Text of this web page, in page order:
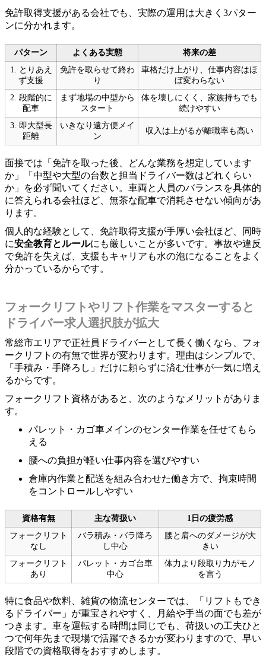
免許取得支援がある会社でも、実際の運用は大きく3パター
ンに分かれます。
パターン よくある実態
将来の差
1. とりあえ
ず支援
免許を取らせて終わ
り
車格だけ上がり、仕事内容はほ
ぼ変わらない
2. 段階的に
配車
まず地場の中型から
スタート
体を壊しにくく、家族持ちでも
続けやすい
3. 即大型長
距離
いきなり遠方便メイ
ン
収入は上がるが離職率も高い
面接では「免許を取った後、どんな業務を想定しています
か」「中型や大型の台数と担当ドライバー数はどれくらい
か」を必ず聞いてください。車両と人員のバランスを具体的
に答えられる会社ほど、無茶な配車で消耗させない傾向があ
ります。
個人的な経験として、免許取得支援が手厚い会社ほど、同時
に安全教育とルールにも厳しいことが多いです。事故や違反
で免許を失えば、支援もキャリアも水の泡になることをよく
分かっているからです。
フォークリフトやリフト作業をマスターすると
ドライバー求人選択肢が拡大
常総市エリアで正社員ドライバーとして長く働くなら、フォ
ークリフトの有無で世界が変わります。理由はシンプルで、
「手積み・手降ろし」だけに頼らずに済む仕事が一気に増え
るからです。
フォークリフト資格があると、次のようなメリットがありま
す。
パレット・カゴ車メインのセンター作業を任せてもら
える
腰への負担が軽い仕事内容を選びやすい
倉庫内作業と配送を組み合わせた働き方で、拘束時間
をコントロールしやすい
資格有無 主な荷扱い
1日の疲労感
フォークリフト
なし
バラ積み・バラ降ろ
し中心
腰と肩へのダメージが大
きい
フォークリフト
あり
パレット・カゴ台車
中心
体力より段取り力がモノ
を言う
特に食品や飲料、雑貨の物流センターでは、「リフトもでき
るドライバー」が重宝されやすく、月給や手当の面でも差が
つきます。車を運転する時間は同じでも、荷扱いの工夫ひと
つで何年先まで現場で活躍できるかが変わりますので、早い
段階での資格取得をおすすめします。